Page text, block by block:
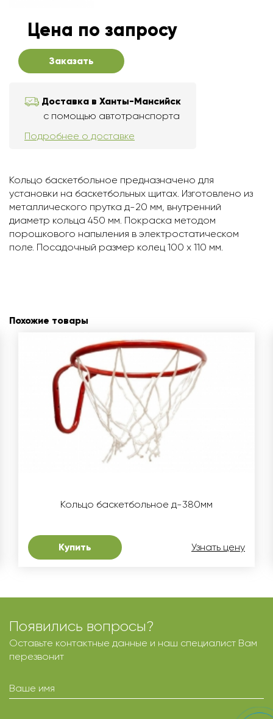
Цена по запросу
Заказать
Доставка в Ханты-Мансийск
с помощью автотранспорта
Подробнее о доставке
Кольцо баскетбольное предназначено для
установки на баскетбольных щитах. Изготовлено из
металлического прутка д-20 мм, внутренний
диаметр кольца 450 мм. Покраска методом
порошкового напыления в электростатическом
поле. Посадочный размер колец 100 х 110 мм.
Похожие товары
Кольцо баскетбольное д-380мм
Купить Узнать цену
Появились вопросы?
Оставьте контактные данные и наш специалист Вам
перезвонит
Ваше имя